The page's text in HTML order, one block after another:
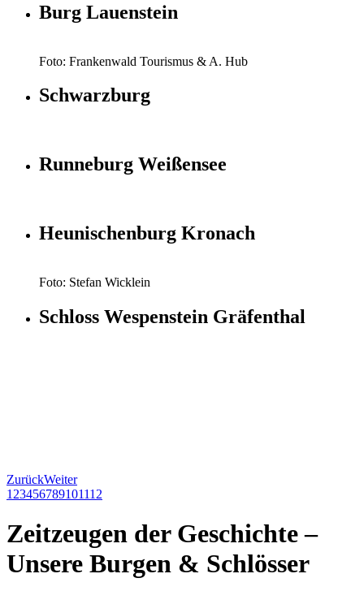
Burg Lauenstein
Foto: Frankenwald Tourismus & A. Hub
Schwarzburg
Runneburg Weißensee
Heunischenburg Kronach
Foto: Stefan Wicklein
Schloss Wespenstein Gräfenthal
ZurückWeiter
1 23456789101112
Zeitzeugen der Geschichte –
Unsere Burgen & Schlösser